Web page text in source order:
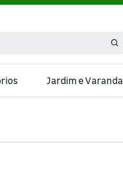
Jardim e Varanda